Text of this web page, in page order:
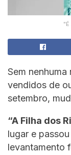
Sem
vendidos de
setembro,
“A Filha dos
lugar e
levantamento